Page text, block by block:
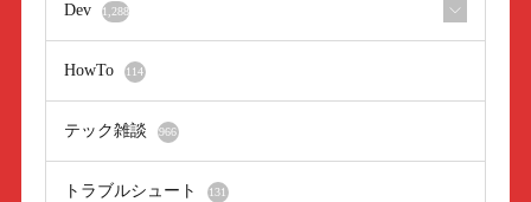
Dev 1,288
HowTo 114
テック雑談 966
トラブルシュート 131